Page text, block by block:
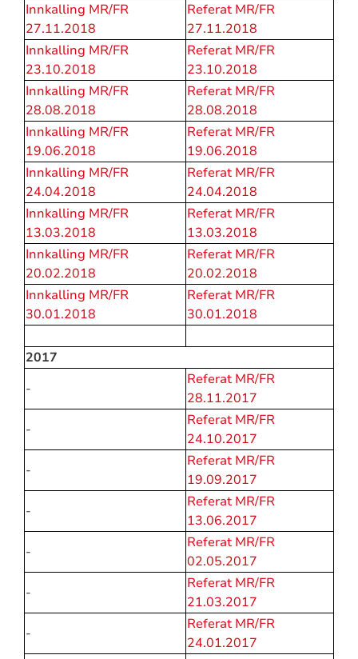
Innkalling MR/FR
27.11.2018
Referat MR/FR
27.11.2018
Innkalling MR/FR
23.10.2018
Referat MR/FR
23.10.2018
Innkalling MR/FR
28.08.2018
Referat MR/FR
28.08.2018
Innkalling MR/FR
19.06.2018
Referat MR/FR
19.06.2018
Innkalling MR/FR
24.04.2018
Referat MR/FR
24.04.2018
Innkalling MR/FR
13.03.2018
Referat MR/FR
13.03.2018
Innkalling MR/FR
20.02.2018
Referat MR/FR
20.02.2018
Innkalling MR/FR
30.01.2018
Referat MR/FR
30.01.2018
2017
-
Referat MR/FR
28.11.2017
-
Referat MR/FR
24.10.2017
-
Referat MR/FR
19.09.2017
-
Referat MR/FR
13.06.2017
-
Referat MR/FR
02.05.2017
-
Referat MR/FR
21.03.2017
-
Referat MR/FR
24.01.2017